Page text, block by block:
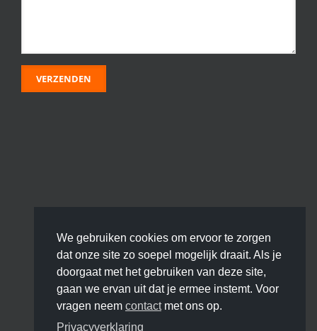
We gebruiken cookies om ervoor te zorgen
dat onze site zo soepel mogelijk draait. Als je
doorgaat met het gebruiken van deze site,
gaan we ervan uit dat je ermee instemt. Voor
vragen neem contactmet ons op.
Privacyverklaring